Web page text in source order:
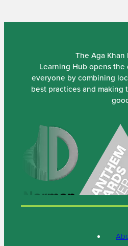
The Aga
Learning Hub opens
everyone by combining
best practices and making